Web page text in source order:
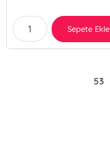
Sepete Ekle
53